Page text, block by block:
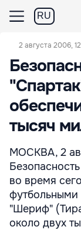
RU
2 августа 2006,
тысяч
МОСКВА, 2
во время
футбольными
"Шериф"
около двух